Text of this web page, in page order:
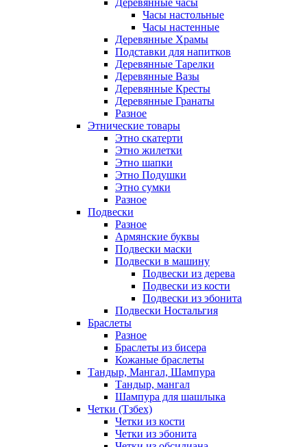
Деревянные часы
Часы настольные
Часы настенные
Деревянные Храмы
Подставки для напитков
Деревянные Тарелки
Деревянные Вазы
Деревянные Кресты
Деревянные Гранаты
Разное
Этнические товары
Этно скатерти
Этно жилетки
Этно шапки
Этно Подушки
Этно сумки
Разное
Подвески
Разное
Армянские буквы
Подвески маски
Подвески в машину
Подвески из дерева
Подвески из кости
Подвески из эбонита
Подвески Ностальгия
Браслеты
Разное
Браслеты из бисера
Кожаные браслеты
Тандыр, Мангал, Шампура
Тандыр, мангал
Шампура для шашлыка
Четки (Тзбех)
Четки из кости
Четки из эбонита